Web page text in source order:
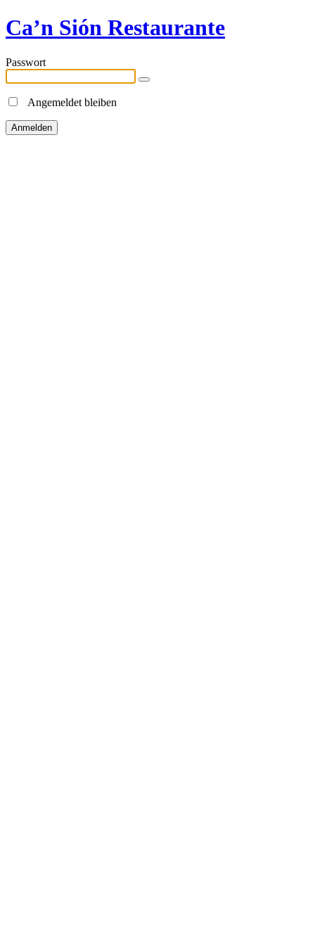
Ca’n Sión Restaurante
Passwort
Angemeldet bleiben